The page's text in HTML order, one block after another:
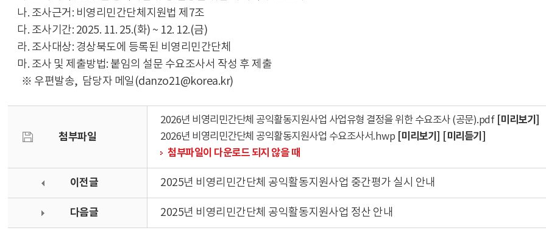
나. 조사근거: 비영리민간단체지원법 제7조
다. 조사기간: 2025. 11. 25.(화) ~ 12. 12.(금)
라. 조사대상: 경상북도에 등록된 비영리민간단체
마. 조사 및 제출방법: 붙임의 설문 수요조사서 작성 후 제출
※ 우편발송, 담당자 메일(danzo21@korea.kr)
첨부파일
2026년 비영리민간단체 공익활동지원사업 사업유형 결정을 위한 수요조사 (공문).pdf [미리보기]
2026년 비영리민간단체 공익활동지원사업 수요조사서.hwp [미리보기]
[미리듣기]
첨부파일이 다운로드 되지 않을 때
이전글 2025년 비영리민간단체 공익활동지원사업 중간평가 실시 안내
다음글 2025년 비영리민간단체 공익활동지원사업 정산 안내